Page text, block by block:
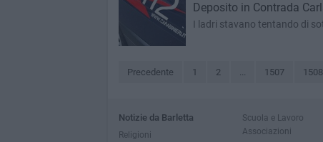
Deposito in Contrada
I ladri stavano tentando di
Precedente 1 2 ... 1507 1508
Notizie da Barletta
Religioni
Scuola e Lavoro
Associazioni